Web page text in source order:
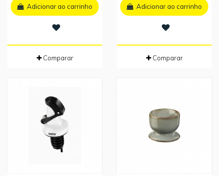
Adicionar ao carrinho
Comparar
Adicionar ao carrinho
Comparar